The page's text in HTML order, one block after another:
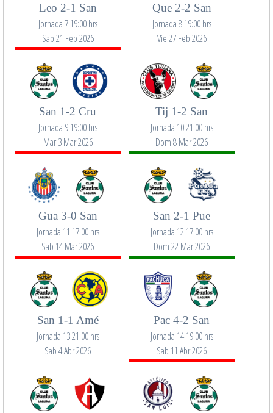
Leo 2-1 San
Jornada 7 19:00 hrs
Sab 21 Feb 2026
Que 2-2 San
Jornada 8 19:00 hrs
Vie 27 Feb 2026
San 1-2 Cru
Jornada 9 19:00 hrs
Mar 3 Mar 2026
Tij 1-2 San
Jornada 10 21:00 hrs
Dom 8 Mar 2026
Gua 3-0 San
Jornada 11 17:00 hrs
Sab 14 Mar 2026
San 2-1 Pue
Jornada 12 17:00 hrs
Dom 22 Mar 2026
San 1-1 Amé
Jornada 13 21:00 hrs
Sab 4 Abr 2026
Pac 4-2 San
Jornada 14 19:00 hrs
Sab 11 Abr 2026